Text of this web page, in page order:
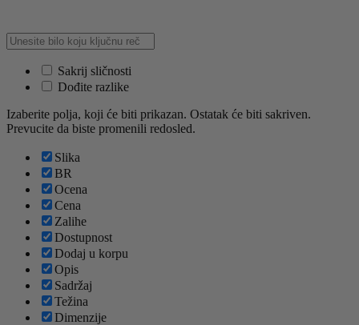
Sakrij sličnosti
Dođite razlike
Izaberite polja, koji će biti prikazan. Ostatak će biti sakriven.
Prevucite da biste promenili redosled.
Slika
BR
Ocena
Cena
Zalihe
Dostupnost
Dodaj u korpu
Opis
Sadržaj
Težina
Dimenzije